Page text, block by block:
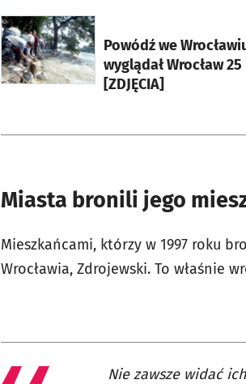
Powódź we
wyglądał Wrocław
[ZDJĘCIA]
otworzy się w nowej karcie
Miasta bronili jego
Mieszkańcami, którzy w 1997 roku
Wrocławia, Zdrojewski. To właśnie
Nie zawsze widać